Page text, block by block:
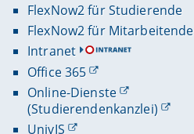
FlexNow2 für Studierende
FlexNow2 für Mitarbeitende
Intranet
Office 365
Online-Dienste
(Studierendenkanzlei)
UnivIS